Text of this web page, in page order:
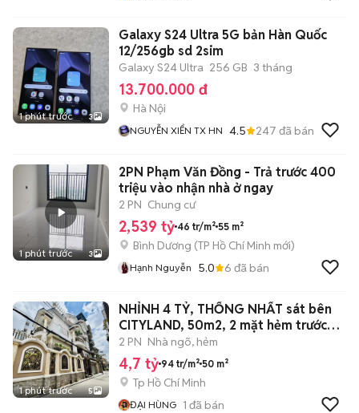
1 phút trước 3
Galaxy S24 Ultra 5G bản Hàn Quốc
12/256gb sd 2sim
Galaxy S24 Ultra 256 GB 3 tháng
13.700.000 đ
Hà Nội
NGUYỄN XIỂN TX HN 4.5 247 đã bán
1 phút trước 3
2PN Phạm Văn Đồng - Trả trước 400
triệu vào nhận nhà ở ngay
2 PN Chung cư
2,539 tỷ 46 tr/m² 55 m²
Bình Dương (TP Hồ Chí Minh mới)
Hạnh Nguyễn 5.0 6 đã bán
1 phút trước 5
NHỈNH 4 TỶ, THỐNG NHẤT sát bên
CITYLAND, 50m2, 2 mặt hẻm trước
sau
2 PN Nhà ngõ, hẻm
4,7 tỷ 94 tr/m² 50 m²
Tp Hồ Chí Minh
ĐẠI HÙNG 1 đã bán